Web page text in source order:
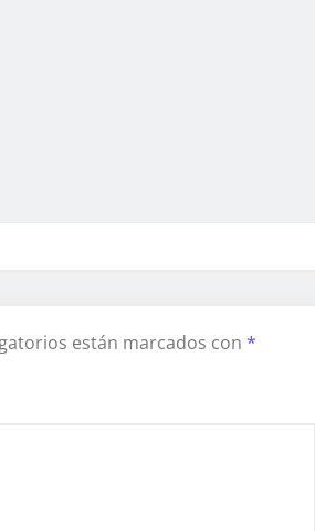
están marcados con *